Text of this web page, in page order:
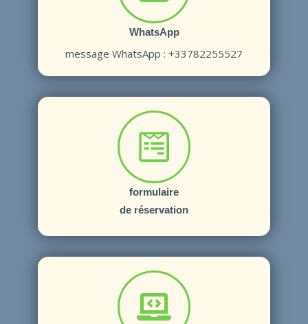
WhatsApp
message WhatsApp : +33782255527
formulaire
de réservation